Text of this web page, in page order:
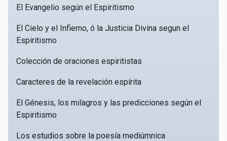
El Evangelio según el Espiritismo
El Cielo y el Infierno, ó la Justicia Divina segun el
Espiritismo
Colección de oraciones espiritistas
Caracteres de la revelación espírita
El Génesis, los milagros y las predicciones según el
Espiritismo
Los estudios sobre la poesía mediúmnica